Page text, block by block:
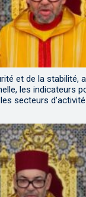
et de la stabilité,
les indicateurs
secteurs